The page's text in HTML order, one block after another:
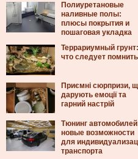
Полиуретановые
наливные полы:
плюсы покрытия и
пошаговая укладка
Террариумный грунт:
что следует помнить
Приємні сюрпризи,
дарують емоції та
гарний настрій
Тюнинг
новые возможности
для
транспорта